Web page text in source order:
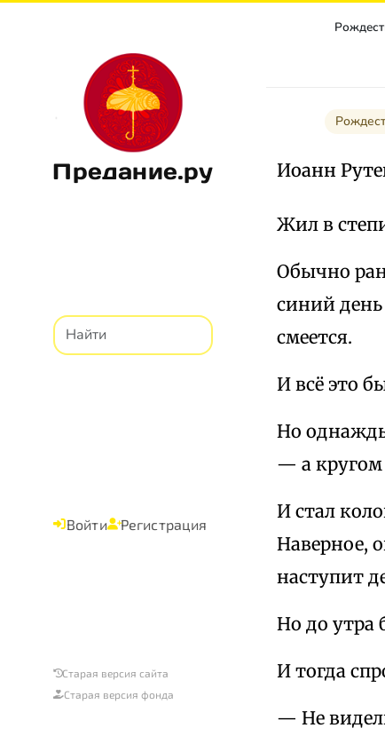
Предание.ру
Войти Регистрация
Старая версия сайта
Старая версия фонда
Иоанн
Жил в
Обычно
синий
смеется.
И всё это
Но
— а кругом
И стал
Наверное,
наступит
Но до утра
И тогда
— Не